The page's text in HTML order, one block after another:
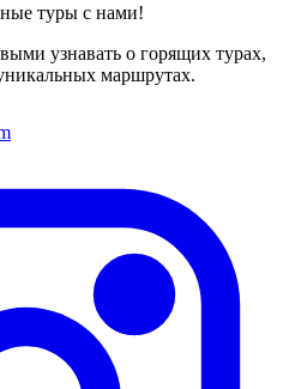
туры с нами!
узнавать о горящих турах,
маршрутах.